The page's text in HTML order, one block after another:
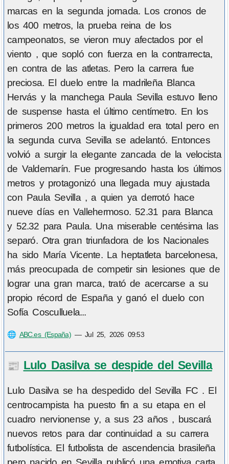
marcas en la segunda jornada. Los cronos de
los 400 metros, la prueba reina de los
campeonatos, se vieron muy afectados por el
viento , que sopló con fuerza en la contrarrecta,
en contra de las atletas. Pero la carrera fue
preciosa. El duelo entre la madrileña Blanca
Hervás y la manchega Paula Sevilla estuvo lleno
de suspense hasta el último centímetro. En los
primeros 200 metros la igualdad era total pero en
la segunda curva Sevilla se adelantó. Entonces
volvió a surgir la elegante zancada de la velocista
de Valdemarín. Fue progresando hasta los últimos
metros y protagonizó una llegada muy ajustada
con Paula Sevilla , a quien ya derrotó hace
nueve días en Vallehermoso. 52.31 para Blanca
y 52.32 para Paula. Una miserable centésima las
separó. Otra gran triunfadora de los Nacionales
ha sido María Vicente. La heptatleta barcelonesa,
más preocupada de competir sin lesiones que de
lograr una gran marca, trató de acercarse a su
propio récord de España y ganó el duelo con
Sofía Cosculluela...
🌐 ABC.es (España)—Jul 25, 2026 09:53
📰 Lulo Dasilva se despide del Sevilla
Lulo Dasilva se ha despedido del Sevilla FC . El
centrocampista ha puesto fin a su etapa en el
cuadro nervionense y, a sus 23 años , buscará
nuevos retos para dar continuidad a su carrera
futbolística. El futbolista de ascendencia brasileña